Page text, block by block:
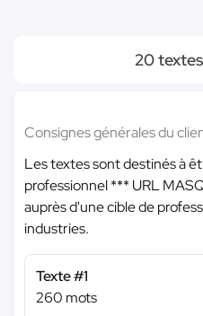
20
Consignes générales du
Les textes sont destinés à
professionnel*** URL
auprès d'une cible de
industries.
Texte #1
260 mots